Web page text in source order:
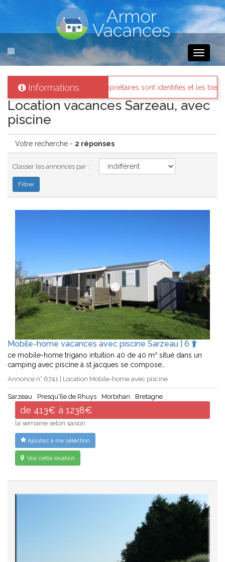
Toggle
Informations
: Tous les propriétaires sont identifiés et les biens loués
Location vacances Sarzeau, avec
piscine
Votre recherche - 2 réponses
Classer les annonces par :
Mobile-home vacances avec piscine Sarzeau | 6
ce mobile-home trigano intuition 40 de 40 m² situé dans un
camping avec piscine à st jacques se compose…
Annonce n° 6741 | Location Mobile-home avec piscine
Sarzeau Presqu'île de Rhuys Morbihan Bretagne
de 413€ à 1238€
la semaine selon saison
Ajoutez à ma sélection
Voir cette location